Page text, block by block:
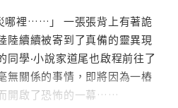
裡……」 一張張背上有著詭
陸續續被寄到了真備的靈異現
同學‧小說家道尾也啟程前往了
無關係的事情，即將因為一樁
開啟了恐怖的一幕……